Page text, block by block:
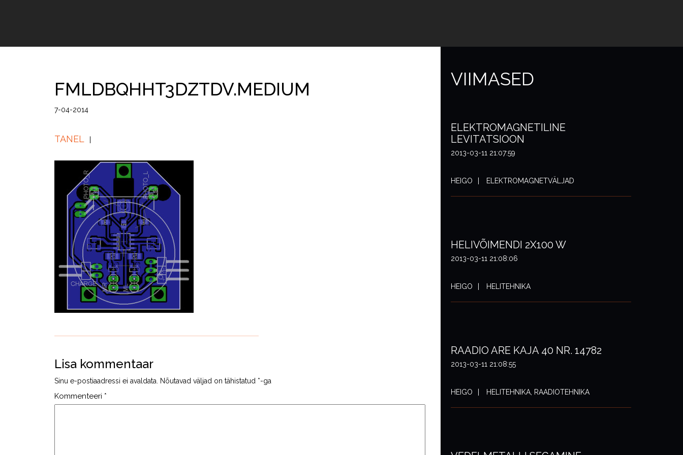
FMLDBQHHT3DZTDV.MEDIUM
7-04-2014
TANEL
Lisa kommentaar
Sinu e-postiaadressi ei avaldata. Nõutavad väljad on tähistatud *-ga
Kommenteeri *
VIIMASED
ELEKTROMAGNETILINE
LEVITATSIOON
2013-03-11 21:07:59
HEIGO ELEKTROMAGNETVÄLJAD
HELIVÕIMENDI 2X100 W
2013-03-11 21:08:06
HEIGO HELITEHNIKA
RAADIO ARE KAJA 40 NR. 14782
2013-03-11 21:08:55
HEIGO HELITEHNIKA, RAADIOTEHNIKA